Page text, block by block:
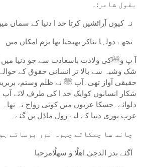
بقول شاعر:۔
نہ کیوں آرائشیں کرتا خد ا دنیا کے سماں
تجھے دولہا بناکر بھیجنا تھا بزم امکاں میں
آ پ وﷺکی ولادت باسعادت سے جو دنیا میں
شک وشبہ سے بالا تر انسانی حقوق کے
حقیقی آواز تھی۔آپ ﷺ نے ظلم وستم،
شکار انسانوں کوایک خد ا کی طرف لائے
دلوائے۔جسکا عربوں میں کوئی رواج نہ تھا۔
عرب پوری دنیا کے لیے رول ماڈل بن گئے۔
چاند سا چمکاتے چہرہ نور برساتے
آگئے بدر الدجیٰ اھلُا و سھلُامرحبا